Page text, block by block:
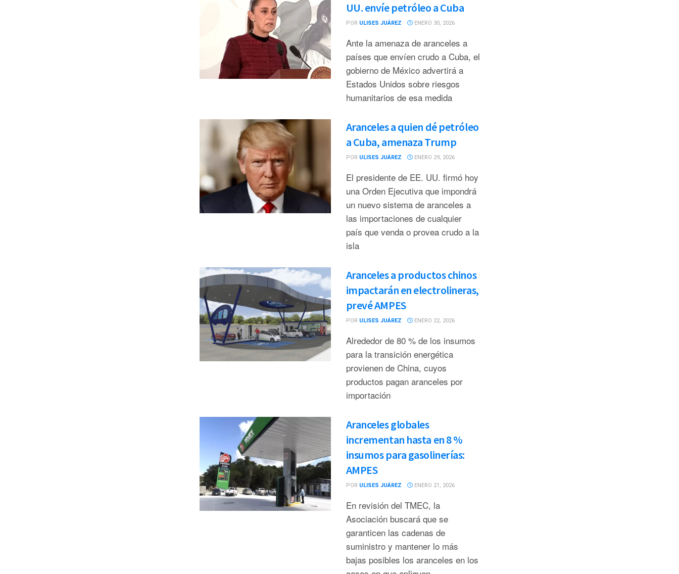
UU. envíe petróleo a Cuba
POR ULISES JUÁREZ ENERO 30, 2026
Ante la amenaza de aranceles a
países que envíen crudo a Cuba, el
gobierno de México advertirá a
Estados Unidos sobre riesgos
humanitarios de esa medida
Aranceles a quien dé petróleo
a Cuba, amenaza Trump
POR ULISES JUÁREZ ENERO 29, 2026
El presidente de EE. UU. firmó hoy
una Orden Ejecutiva que impondrá
un nuevo sistema de aranceles a
las importaciones de cualquier
país que venda o provea crudo a la
isla
Aranceles a productos chinos
impactarán en electrolineras,
prevé AMPES
POR ULISES JUÁREZ ENERO 22, 2026
Alrededor de 80 % de los insumos
para la transición energética
provienen de China, cuyos
productos pagan aranceles por
importación
Aranceles globales
incrementan hasta en 8 %
insumos para gasolinerías:
AMPES
POR ULISES JUÁREZ ENERO 21, 2026
En revisión del TMEC, la
Asociación buscará que se
garanticen las cadenas de
suministro y mantener lo más
bajas posibles los aranceles en los